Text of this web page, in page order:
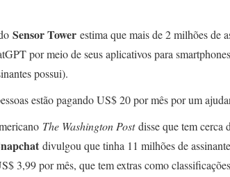
Sensor Tower estima que mais de 2 milhões de
por meio de seus aplicativos para
possui).
estão pagando US$ 20 por mês por um
The Washington Postdisse que tem cerca
divulgou que tinha 11 milhões de
3,99 por mês, que tem extras como